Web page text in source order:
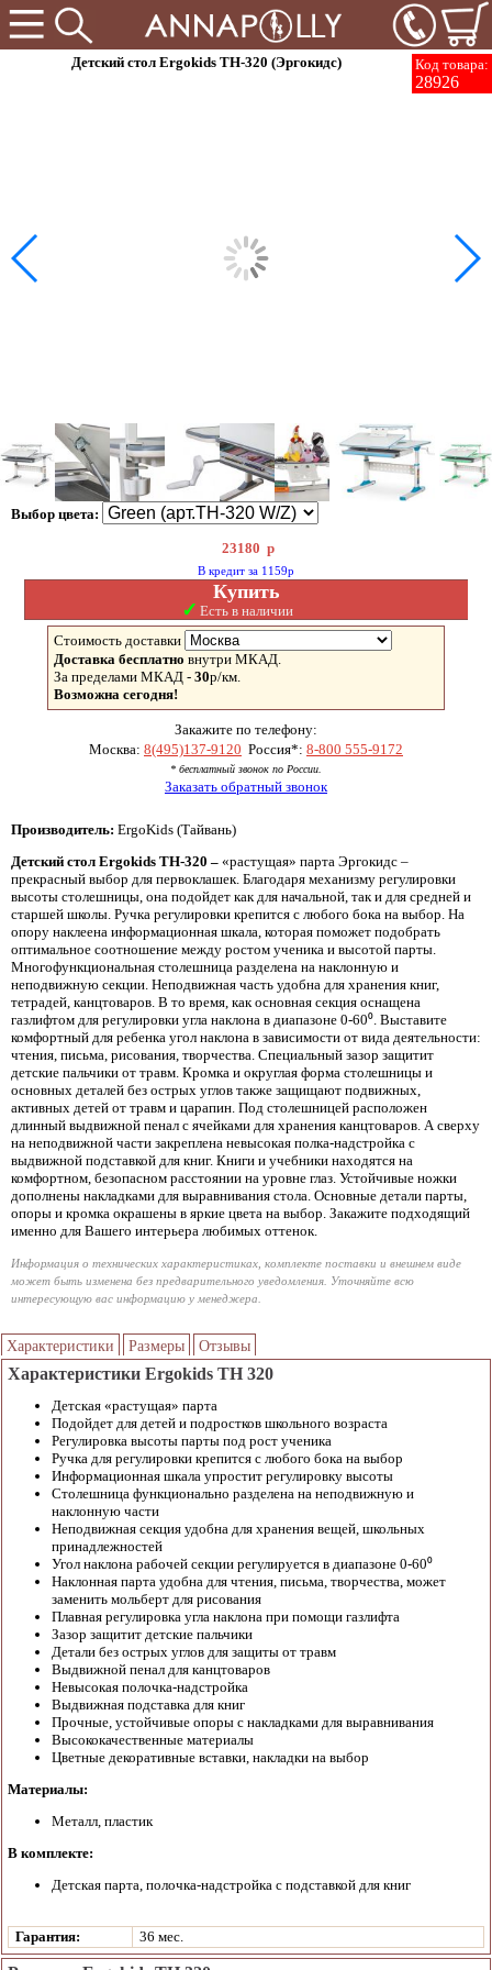
Код товара:
28926
Детский стол Ergokids TH-320 (Эргокидс)
Выбор цвета:
23180 р
В кредит за 1159р
Купить
✓ Есть в наличии
Стоимость доставки
Доставка бесплатно внутри МКАД.
За пределами МКАД - 30р/км.
Возможна сегодня!
Закажите по телефону:
Москва: 8(495)137-9120 Россия*: 8-800 555-9172
* бесплатный звонок по России.
Заказать обратный звонок
Производитель: ErgoKids (Тайвань)
Детский стол Ergokids TH-320 – «растущая» парта Эргокидс –
прекрасный выбор для первоклашек. Благодаря механизму регулировки
высоты столешницы, она подойдет как для начальной, так и для средней и
старшей школы. Ручка регулировки крепится с любого бока на выбор. На
опору наклеена информационная шкала, которая поможет подобрать
оптимальное соотношение между ростом ученика и высотой парты.
Многофункциональная столешница разделена на наклонную и
неподвижную секции. Неподвижная часть удобна для хранения книг,
тетрадей, канцтоваров. В то время, как основная секция оснащена
газлифтом для регулировки угла наклона в диапазоне 0-60⁰. Выставите
комфортный для ребенка угол наклона в зависимости от вида деятельности:
чтения, письма, рисования, творчества. Специальный зазор защитит
детские пальчики от травм. Кромка и округлая форма столешницы и
основных деталей без острых углов также защищают подвижных,
активных детей от травм и царапин. Под столешницей расположен
длинный выдвижной пенал с ячейками для хранения канцтоваров. А сверху
на неподвижной части закреплена невысокая полка-надстройка с
выдвижной подставкой для книг. Книги и учебники находятся на
комфортном, безопасном расстоянии на уровне глаз. Устойчивые ножки
дополнены накладками для выравнивания стола. Основные детали парты,
опоры и кромка окрашены в яркие цвета на выбор. Закажите подходящий
именно для Вашего интерьера любимых оттенок.
Информация о технических характеристиках, комплекте поставки и внешнем виде
может быть изменена без предварительного уведомления. Уточняйте всю
интересующую вас информацию у менеджера.
Характеристики Размеры Отзывы
Характеристики Ergokids TH 320
Детская «растущая» парта
Подойдет для детей и подростков школьного возраста
Регулировка высоты парты под рост ученика
Ручка для регулировки крепится с любого бока на выбор
Информационная шкала упростит регулировку высоты
Столешница функционально разделена на неподвижную и
наклонную части
Неподвижная секция удобна для хранения вещей, школьных
принадлежностей
Угол наклона рабочей секции регулируется в диапазоне 0-60⁰
Наклонная парта удобна для чтения, письма, творчества, может
заменить мольберт для рисования
Плавная регулировка угла наклона при помощи газлифта
Зазор защитит детские пальчики
Детали без острых углов для защиты от травм
Выдвижной пенал для канцтоваров
Невысокая полочка-надстройка
Выдвижная подставка для книг
Прочные, устойчивые опоры с накладками для выравнивания
Высококачественные материалы
Цветные декоративные вставки, накладки на выбор
Материалы:
Металл, пластик
В комплекте:
Детская парта, полочка-надстройка с подставкой для книг
Гарантия: 36 мес.